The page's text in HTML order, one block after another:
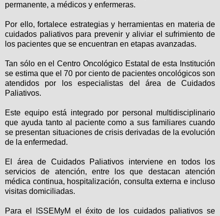
permanente, a médicos y enfermeras.
Por ello, fortalece estrategias y herramientas en materia de
cuidados paliativos para prevenir y aliviar el sufrimiento de
los pacientes que se encuentran en etapas avanzadas.
Tan sólo en el Centro Oncológico Estatal de esta Institución
se estima que el 70 por ciento de pacientes oncológicos son
atendidos por los especialistas del área de Cuidados
Paliativos.
Este equipo está integrado por personal multidisciplinario
que ayuda tanto al paciente como a sus familiares cuando
se presentan situaciones de crisis derivadas de la evolución
de la enfermedad.
El área de Cuidados Paliativos interviene en todos los
servicios de atención, entre los que destacan atención
médica continua, hospitalización, consulta externa e incluso
visitas domiciliadas.
Para el ISSEMyM el éxito de los cuidados paliativos se